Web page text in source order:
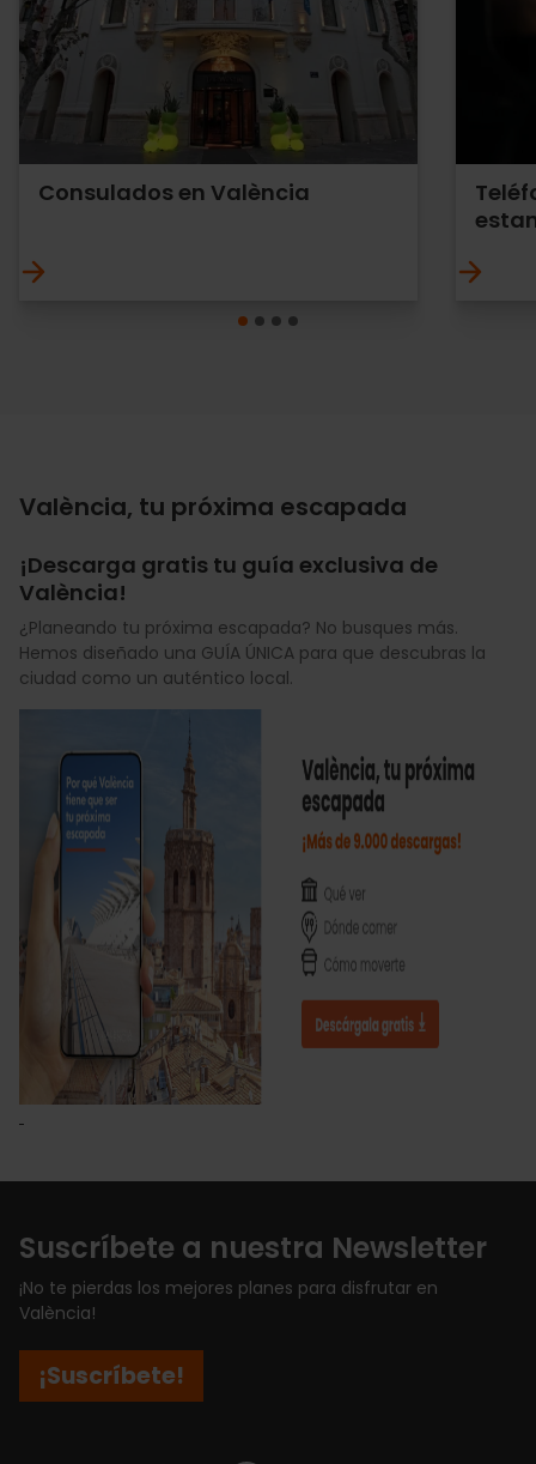
Consulados en València
València, tu próxima escapada
¡Descarga gratis tu guía exclusiva de
València!
¿Planeando tu próxima escapada? No busques más.
Hemos diseñado una GUÍA ÚNICA para que descubras la
ciudad como un auténtico local.
Suscríbete a nuestra Newsletter
¡No te pierdas los mejores planes para disfrutar en
València!
¡Suscríbete!